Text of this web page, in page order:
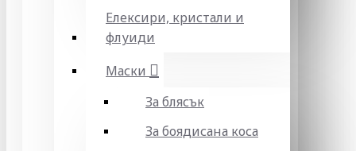
Елексири, кристали и
флуиди
Маски
За блясък
За боядисана коса